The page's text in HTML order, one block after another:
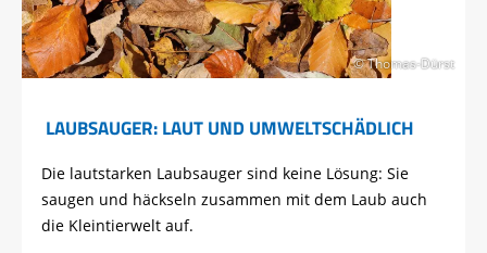
© Thomas-Dürst
LAUBSAUGER: LAUT UND UMWELTSCHÄDLICH
Die lautstarken Laubsauger sind keine Lösung: Sie
saugen und häckseln zusammen mit dem Laub auch
die Kleintierwelt auf.